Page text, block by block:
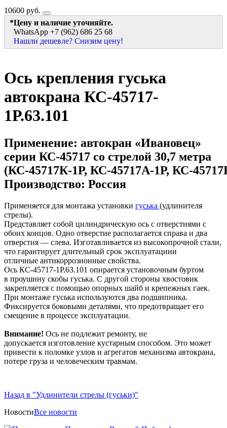
10600 руб.
*Цену и наличие уточняйте.
WhatsApp +7 (962) 686 25 68
Нашли дешевле? Снизим цену!
Ось крепления гуська
автокрана КС-45717-
1Р.63.101
Применение: автокран «Ивановец»
серии КС-45717 со стрелой 30,7 метра
(КС-45717К-1Р, КС-45717А-1Р, КС-
Производство: Россия
Применяется для монтажа установки гуська (удлинителя
стрелы).
Представляет собой цилиндрическую ось с отверстиями с
обоих концов. Одно отверстие располагается справа и два
отверстия — слева. Изготавливается из высокопрочной стали,
что гарантирует длительный срок эксплуатациии
отличные антикоррозионные свойства.
Ось КС-45717-1Р.63.101 опирается установочным буртом
в проушину скобы гуська. С другой стороны хвостовик
закрепляется с помощью опорных шайб и крепежных гаек.
При монтаже гуська используются два подшипника.
Фиксируется боковыми деталями, что предотвращает его
смещение в процессе эксплуатации.
Внимание! Ось не подлежит ремонту, не
допускается изготовление кустарным способом. Это может
привести к поломке узлов и агрегатов механизма автокрана,
потере груза и человеческим травмам.
Назад в "Удлинители стрелы (гуськи)"
НовостиВсе новости